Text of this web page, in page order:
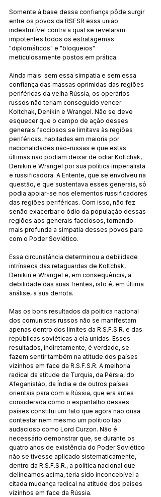
Somente à base dessa confiança pôde surgir
entre os povos da RSFSR essa união
indestrutível contra a qual se revelaram
impotentes todos os estratagemas
"diplomáticos" e "bloqueios"
meticulosamente postos em prática.
Ainda mais: sem essa simpatia e sem essa
confiança das massas oprimidas das regiões
periféricas da velha Rússia, os operários
russos não teriam conseguido vencer
Koltchak, Denikin e Wrangel. Não se deve
esquecer que o campo de ação desses
generais facciosos se limitava às regiões
periféricas, habitadas em maioria por
nacionalidades não-russas e que estas
últimas não podiam deixar de odiar Koltchak,
Denikin e Wrangel por sua política imperialista
e russificadora. A Entente, que se envolveu na
questão, e que sustentava esses generais, só
podia apoiar-se nos elementos russificadores
das regiões periféricas. Com isso, não fez
senão exacerbar o ódio da população dessas
regiões aos generais facciosos, tornando
mais profunda a simpatia desses povos para
com o Poder Soviético.
Essa circunstância determinou a debilidade
intrínseca das retaguardas de Koltchak,
Denikin e Wrangel e, em consequência, a
debilidade das suas frentes, isto é, em última
análise, a sua derrota.
Mas os bons resultados da política nacional
dos comunistas russos não se manifestam
apenas dentro dos limites da R.S.F.S.R. e das
repúblicas soviéticas a ela unidas. Esses
resultados, indiretamente, é verdade, se
fazem sentir também na atitude dos países
vizinhos em face da R.S.F.S.R. A melhoria
radical da atitude da Turquia, da Pérsia, do
Afeganistão, da Índia e de outros países
orientais para com a Rússia, que era antes
considerada como o espantalho desses
países constitui um fato que agora não ousa
contestar nem mesmo um político tão
audacioso como Lord Curzon. Não é
necessário demonstrar que, se durante os
quatro anos de existência do Poder Soviético
não se tivesse aplicado sistematicamente,
dentro da R.S.F.S.R., a política nacional que
delineamos acima, teria sido inconcebível a
citada mudança radical na atitude dos países
vizinhos em face da Rússia.